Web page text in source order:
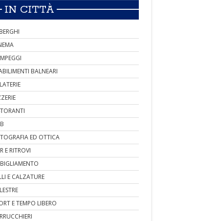
IN CITTÀ
BALNEARI
ED OTTICA
E RITROVI
E CALZATURE
E TEMPO LIBERO